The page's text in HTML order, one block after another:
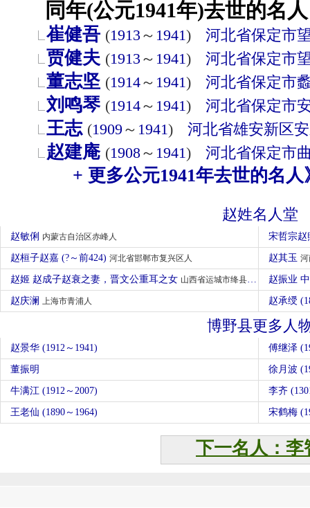
同年(公元1941年)去世的名
崔健吾 (1913 ～ 1941) 河北省保定市
贾健夫 (1913 ～ 1941) 河北省保定市
董志坚 (1914～ 1941) 河北省保定市
刘鸣琴 (1914～ 1941) 河北省保定市
王志 (1909 ～ 1941) 河北省雄安新区
赵建庵 (1908～ 1941) 河北省保定市
+ 更多公元1941年去世的名人
赵姓名人堂
赵敏俐 内蒙古自治区赤峰人 宋哲宗赵
赵桓子赵嘉 (?～前424) 河北省邯郸市复兴区人 赵其玉
赵姬 赵成子赵衰之妻，晋文公重耳之女 山西省运城市绛县人 赵振业
赵庆澜 上海市青浦人 赵承绶
博野县更多人
赵景华 (1912～1941) 傅继泽
董振明 徐月波
牛满江 (1912～2007) 李齐
王老仙 (1890～1964) 宋鹤梅
下一名人：李